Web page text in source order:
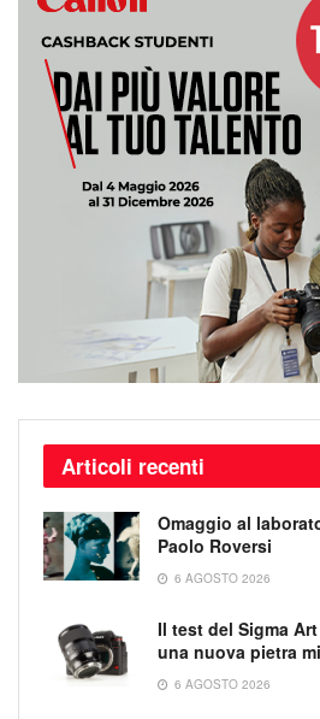
Articoli recenti
Omaggio al
Paolo Roversi
6 AGOSTO 2026
Il test del Sigma Art
una nuova pietra
6 AGOSTO 2026